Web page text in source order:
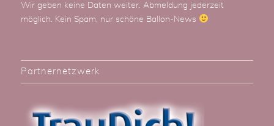
Wir geben keine Daten weiter. Abmeldung jederzeit
möglich. Kein Spam, nur schöne Ballon-News
Partnernetzwerk